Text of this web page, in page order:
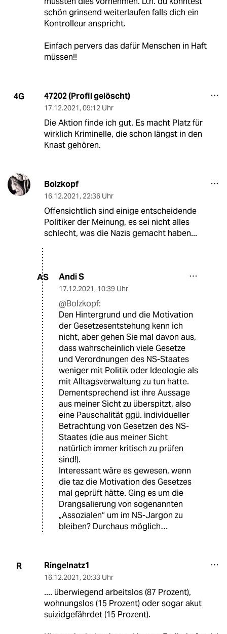
schön grinsend weiterlaufen falls dich ein
Kontrolleur anspricht.
Einfach pervers das dafür Menschen in Haft
müssen!!
4G 47202 (Profil gelöscht)
17.12.2021, 09:12 Uhr
Die Aktion finde ich gut. Es macht Platz für
wirklich Kriminelle, die schon längst in den
Knast gehören.
Bolzkopf
16.12.2021, 22:36 Uhr
Offensichtlich sind einige entscheidende
Politiker der Meinung, es sei nicht alles
schlecht, was die Nazis gemacht haben...
AS Andi S
17.12.2021, 10:39 Uhr
@Bolzkopf:
Den Hintergrund und die Motivation
der Gesetzesentstehung kenn ich
nicht, aber gehen Sie mal davon aus,
dass wahrscheinlich viele Gesetze
und Verordnungen des NS-Staates
weniger mit Politik oder Ideologie als
mit Alltagsverwaltung zu tun hatte.
Dementsprechend ist ihre Aussage
aus meiner Sicht zu überspitzt, also
eine Pauschalität ggü. individueller
Betrachtung von Gesetzen des NS-
Staates (die aus meiner Sicht
natürlich immer kritisch zu prüfen
sind!).
Interessant wäre es gewesen, wenn
die taz die Motivation des Gesetzes
mal geprüft hätte. Ging es um die
Drangsalierung von sogenannten
„Assozialen“ um im NS-Jargon zu
bleiben? Durchaus möglich…
R Ringelnatz1
16.12.2021, 20:33 Uhr
.... überwiegend arbeitslos (87 Prozent),
wohnungslos (15 Prozent) oder sogar akut
suizidgefährdet (15 Prozent).